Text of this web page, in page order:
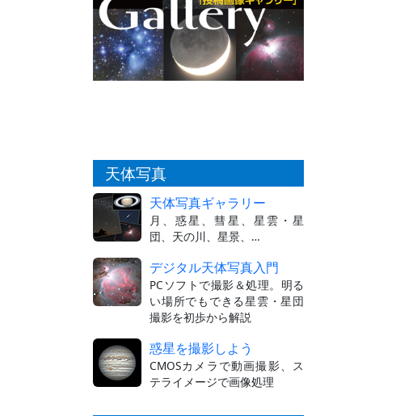
天体写真
天体写真ギャラリー
月、惑星、彗星、星雲・星
団、天の川、星景、…
デジタル天体写真入門
PCソフトで撮影＆処理。明る
い場所でもできる星雲・星団
撮影を初歩から解説
惑星を撮影しよう
CMOSカメラで動画撮影、ス
テライメージで画像処理